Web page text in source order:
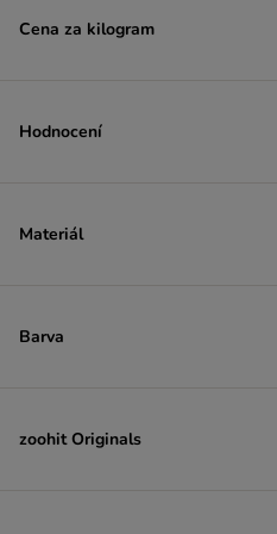
Cena za kilogram
Hodnocení
Materiál
Barva
zoohit Originals